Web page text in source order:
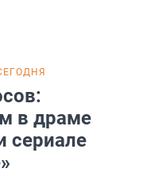
в драме
сериале